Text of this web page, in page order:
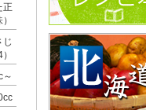
正
じ
～